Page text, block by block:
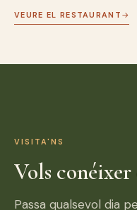
VEURE EL RESTAURANT →
VISITA'NS
Vols
Passa qualsevol dia